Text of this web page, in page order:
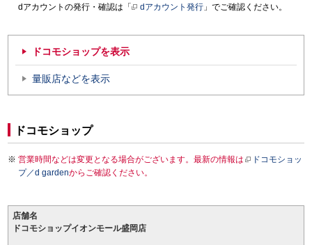
dアカウントの発行・確認は「
dアカウント発行 」でご確認ください。
ドコモショップを表示
量販店などを表示
ドコモショップ
営業時間などは変更となる場合がございます。最新の情報は
ドコモショッ
プ／d gardenからご確認ください。
店舗名
ドコモショップイオンモール盛岡店